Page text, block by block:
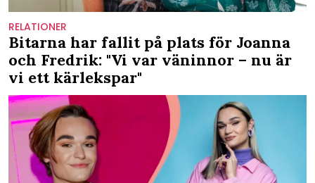
RELATIONER
Bitarna har fallit på plats för Joanna
och Fredrik: "Vi var väninnor – nu är
vi ett kärlekspar"